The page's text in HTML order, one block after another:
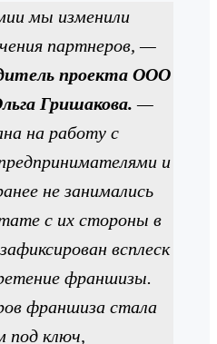
мы изменили
партнеров, —
проекта ООО
Гришакова. —
на работу с
и
не занимались
с их стороны в
всплеск
франшизы.
франшиза стала
под ключ,